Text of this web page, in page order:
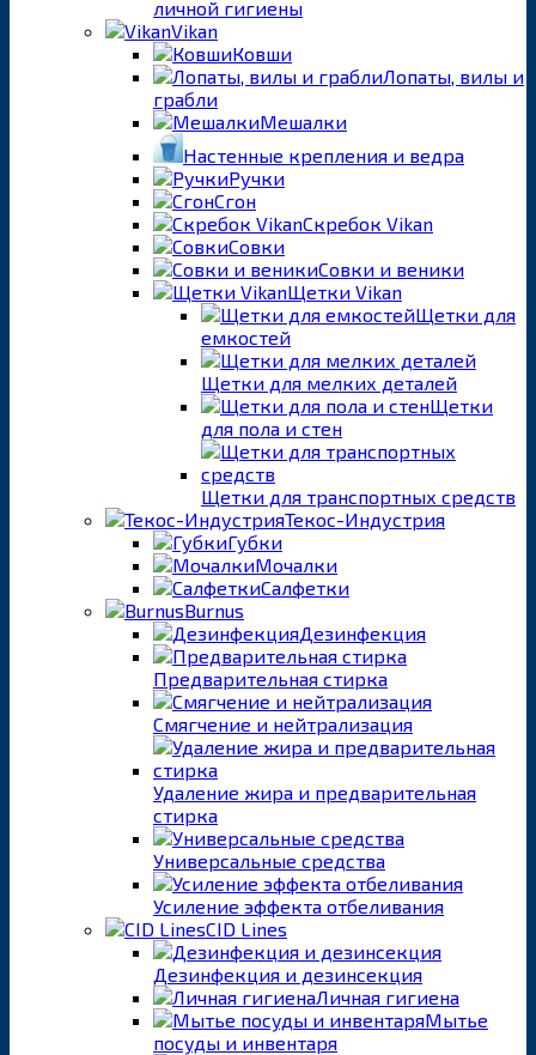
личной гигиены
Vikan
Ковши
Лопаты, вилы и
грабли
Мешалки
Настенные крепления и ведра
Ручки
Сгон
Скребок Vikan
Совки
Совки и веники
Щетки Vikan
Щетки для
емкостей
Щетки для мелких деталей
Щетки
для пола и стен
Щетки для транспортных средств
Текос-Индустрия
Губки
Мочалки
Салфетки
Burnus
Дезинфекция
Предварительная стирка
Смягчение и нейтрализация
Удаление жира и предварительная
стирка
Универсальные средства
Усиление эффекта отбеливания
CID Lines
Дезинфекция и дезинсекция
Личная гигиена
Мытье
посуды и инвентаря